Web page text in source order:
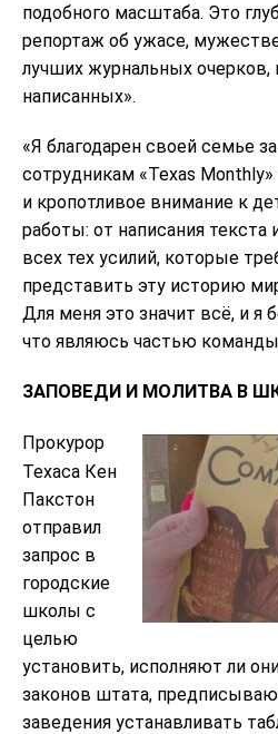
подобного масштаба. Это
репортаж об ужасе,
лучших журнальных очерков,
написанных».
«Я благодарен своей семье
сотрудникам «Texas
и кропотливое внимание к
работы: от написания текста
всех тех усилий, которые
представить эту историю
Для меня это значит всё, и я
что являюсь частью команды
ЗАПОВЕДИ И МОЛИТВА В
Прокурор
Техаса Кен
Пакстон
отправил
запрос в
городские
школы с
целью
установить, исполняют ли
законов штата,
заведения устанавливать